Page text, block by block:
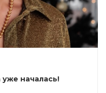
началась!